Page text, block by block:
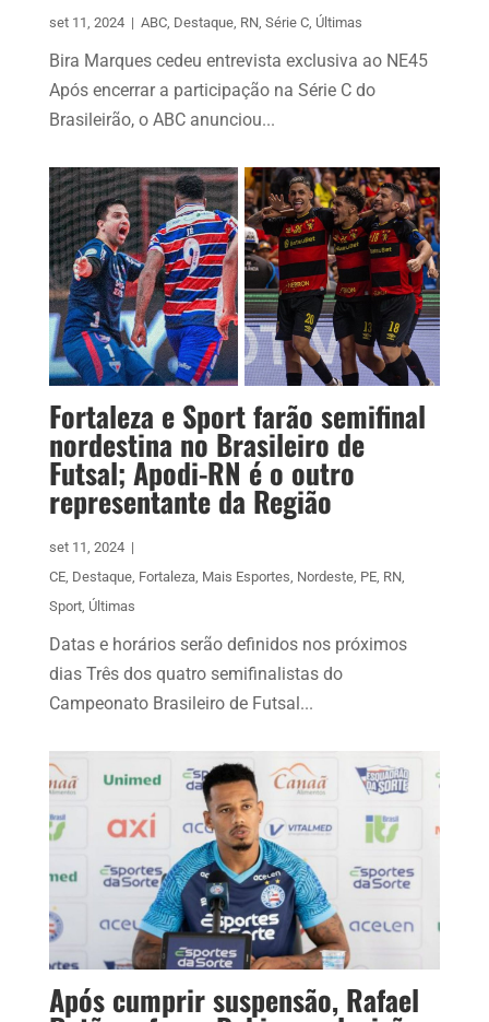
set 11, 2024 | ABC, Destaque, RN, Série C, Últimas
Bira Marques cedeu entrevista exclusiva ao NE45
Após encerrar a participação na Série C do
Brasileirão, o ABC anunciou...
Fortaleza e Sport farão semifinal
nordestina no Brasileiro de
Futsal; Apodi-RN é o outro
representante da Região
set 11, 2024 |
CE, Destaque, Fortaleza, Mais Esportes, Nordeste, PE, RN,
Sport, Últimas
Datas e horários serão definidos nos próximos
dias Três dos quatro semifinalistas do
Campeonato Brasileiro de Futsal...
Após cumprir suspensão, Rafael